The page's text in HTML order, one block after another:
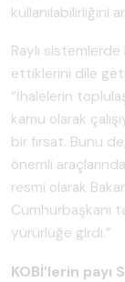
kullanılabilirliğini
Raylı
ettiklerini dile
“İhalelerin
kamu olarak
bir fırsat. Bunu
önemli
resmi olarak
Cumhurbaşkanı
yürürlüğe girdi.”
KOBİ’lerin payı